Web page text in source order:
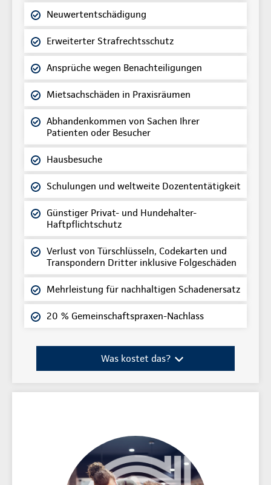
Neuwertentschädigung
Erweiterter Strafrechtsschutz
Ansprüche wegen Benachteiligungen
Mietsachschäden in Praxisräumen
Abhandenkommen von Sachen Ihrer
Patienten oder Besucher
Hausbesuche
Schulungen und weltweite Dozententätigkeit
Günstiger Privat- und Hundehalter-
Haftpflichtschutz
Verlust von Türschlüsseln, Codekarten und
Transpondern Dritter inklusive Folgeschäden
Mehrleistung für nachhaltigen Schadenersatz
20 % Gemeinschaftspraxen-Nachlass
Was kostet das?